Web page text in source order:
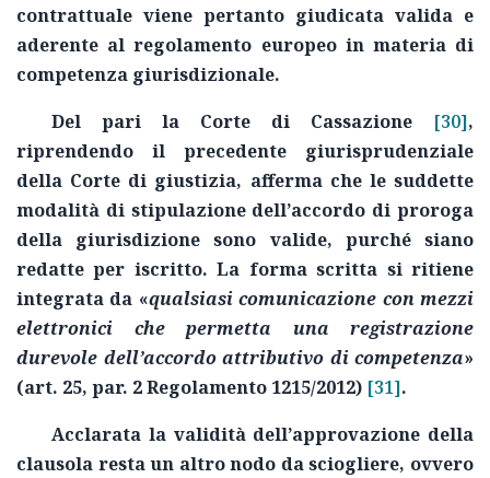
contrattuale viene pertanto giudicata valida e
aderente al regolamento europeo in materia di
competenza giurisdizionale.
Del pari la Corte di Cassazione
[30],
riprendendo il precedente giurisprudenziale
della Corte di giustizia, afferma che le suddette
modalità di stipulazione dell’accordo di proroga
della giurisdizione sono valide, purché siano
redatte per iscritto. La forma scritta si ritiene
integrata da «qualsiasi comunicazione con mezzi
elettronici che permetta una registrazione
durevole dell’accordo attributivo di competenza»
(art. 25, par. 2 Regolamento 1215/2012) [31].
Acclarata la validità dell’approvazione della
clausola resta un altro nodo da sciogliere, ovvero